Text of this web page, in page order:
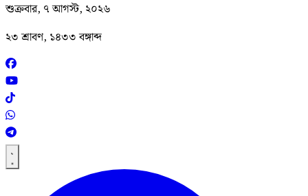
শুক্রবার, ৭ আগস্ট, ২০২৬
২৩ শ্রাবণ, ১৪৩৩ বঙ্গাব্দ